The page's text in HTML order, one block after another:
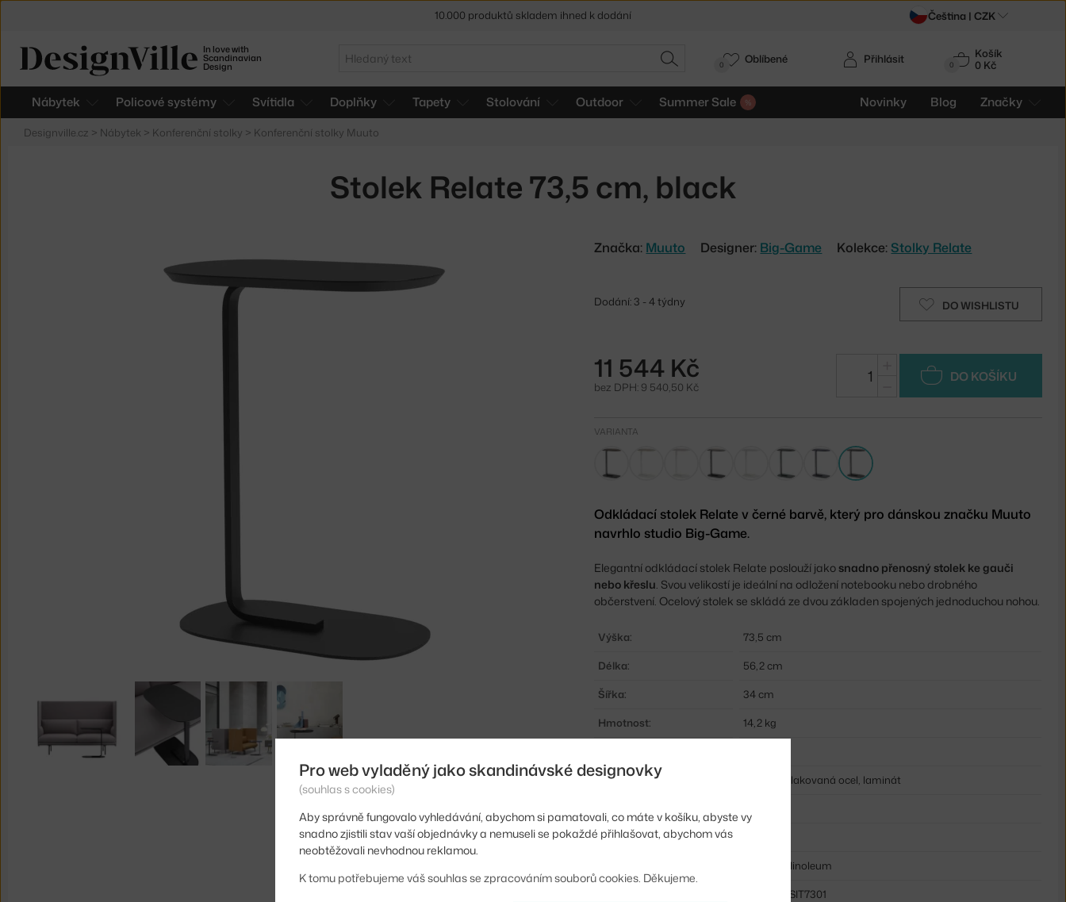
In love with
Scandinavian
Design
Hledat
HLEDAT 0
Košík
0 Kč
Nábytek Policové systémy Svítidla Doplňky Tapety Stolování Outdoor Summer Sale Novinky Blog Značky
Přihlásit
0 Oblíbené
Designville.cz > Nábytek > Konferenční stolky > Konferenční stolky Muuto
Stolek Relate 73,5 cm, black
Značka: Muuto Designer: Big-Game Kolekce: Stolky Relate
DO WISHLISTU
Dodání: 3 - 4 týdny
11 544 Kč
bez DPH: 9 540,50 Kč
DO KOŠÍKU
VARIANTA
Odkládací stolek Relate v černé barvě, který pro dánskou značku Muuto
navrhlo studio Big-Game.
Elegantní odkládací stolek Relate poslouží jako snadno přenosný stolek ke gauči
nebo křeslu . Svou velikostí je ideální na odložení notebooku nebo drobného
občerstvení. Ocelový stolek se skládá ze dvou základen spojených jednoduchou nohou.
Výška:
73,5 cm
Délka:
56,2 cm
Šířka:
34 cm
Hmotnost:
14,2 kg
Materiál:
práškově lakovaná ocel, laminát
Tvar stolu:
laminát / linoleum
MUU-RLTSIT7301
10.000 produktů skladem ihned k dodání Čeština | CZK
Pro web vyladěný jako skandinávské designovky
(souhlas s cookies)
Aby správně fungovalo vyhledávání, abychom si pamatovali, co máte v košíku, abyste vy
snadno zjistili stav vaší objednávky a nemuseli se pokaždé přihlašovat, abychom vás
neobtěžovali nevhodnou reklamou.
K tomu potřebujeme váš souhlas se zpracováním souborů cookies. Děkujeme.